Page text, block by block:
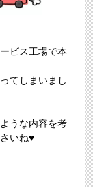
ビス工場で本
てしまいまし
うな内容を考
いね♥